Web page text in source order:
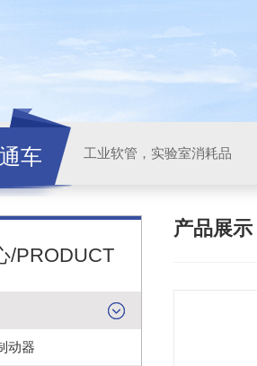
车 工业软管，实验室消耗品
/PRODUCT
动器
产品展示